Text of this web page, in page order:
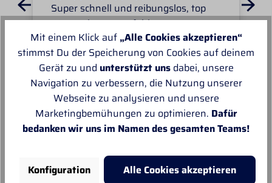
Super schnell und reibungslos, top
Ware.sehr zu empfehlen, top!
Unsere Empfehlungen
Mit einem Klick auf „Alle Cookies akzeptieren“
stimmst Du der Speicherung von Cookies auf deinem
Gerät zu und unterstützt unsdabei, unsere
Navigation zu verbessern, die Nutzung unserer
Webseite zu analysieren und unsere
Marketingbemühungen zu optimieren. Dafür
bedanken wir uns im Namen des gesamten Teams!
Konfiguration
Alle Cookies akzeptieren